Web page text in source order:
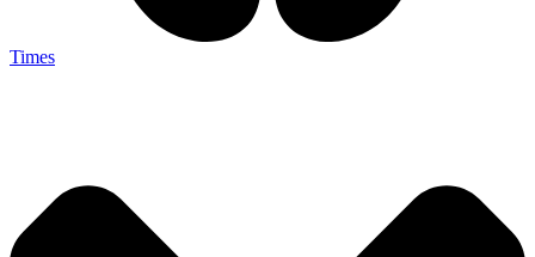
Times